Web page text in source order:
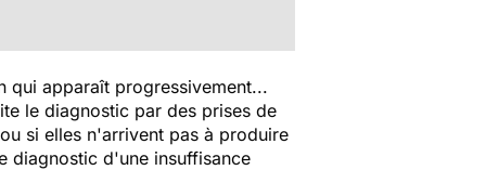
qui apparaît progressivement...
le diagnostic par des prises de
si elles n'arrivent pas à produire
diagnostic d'une insuffisance